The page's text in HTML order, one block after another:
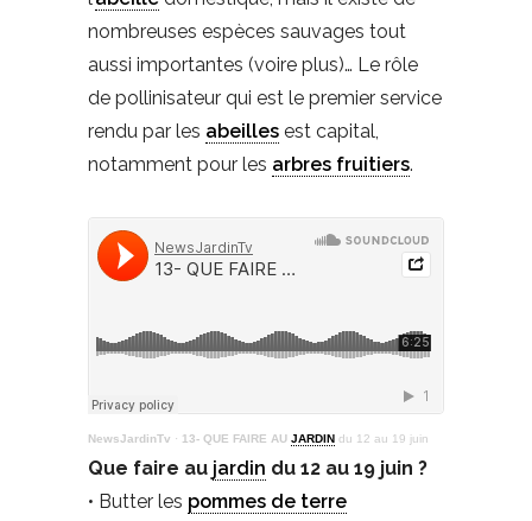
nombreuses espèces sauvages tout
aussi importantes (voire plus)… Le rôle
de pollinisateur qui est le premier service
rendu par les abeilles est capital,
notamment pour les arbres fruitiers.
NewsJardinTv · 13- QUE FAIRE AU JARDIN du 12 au 19 juin
Que faire au jardin du 12 au 19 juin ?
• Butter les pommes de terre